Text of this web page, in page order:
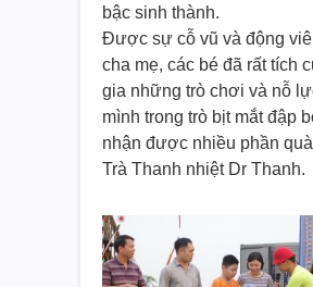
bậc sinh thành.
Được sự cỗ vũ và động
cha mẹ, các bé đã rất tích
gia những trò chơi và nỗ
mình trong trò bịt mắt đập
nhận được nhiều phần
Trà Thanh nhiệt Dr Thanh.